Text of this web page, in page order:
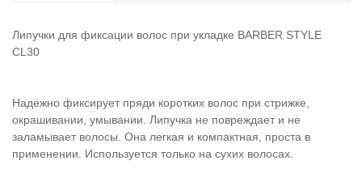
Липучки для фиксации волос при укладке BARBER STYLE
CL30
Надежно фиксирует пряди коротких волос при стрижке,
окрашивании, умывании. Липучка не повреждает и не
заламывает волосы. Она легкая и компактная, проста в
применении. Используется только на сухих волосах.